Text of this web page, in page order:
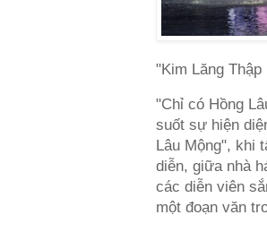
"Kim Lăng Thập
"Chỉ có Hồng
suốt sự hiện
Lâu Mộng", khi
diễn, giữa nhà
các diễn viên
một đoạn văn